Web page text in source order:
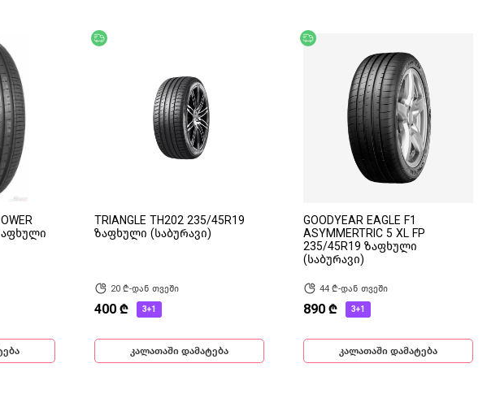
TRIANGLE TH202 235/45R19
ზაფხული (საბურავი)
20 ₾-დან თვეში
400 ₾ 3+1
კალათაში დამატება
GOODYEAR EAGLE F1
ASYMMERTRIC 5 XL FP
235/45R19 ზაფხული
(საბურავი)
44 ₾-დან თვეში
890 ₾ 3+1
კალათაში დამატება